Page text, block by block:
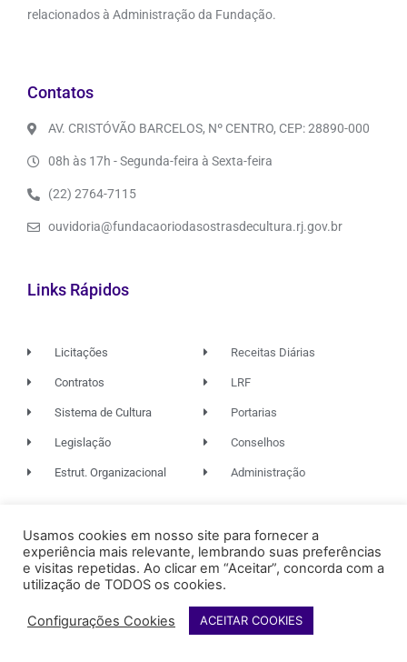
relacionados à Administração da Fundação.
Contatos
AV. CRISTÓVÃO BARCELOS, Nº CENTRO, CEP: 28890-000
08h às 17h - Segunda-feira à Sexta-feira
(22) 2764-7115
ouvidoria@fundacaoriodasostrasdecultura.rj.gov.br
Links Rápidos
Licitações
Contratos
Sistema de Cultura
Legislação
Estrut. Organizacional
Receitas Diárias
LRF
Portarias
Conselhos
Administração
© 2026. TODOS OS DIREITOS RESERVADOS.
FUNDAÇÃO RIO DAS OSTRAS DE CULTURA
Usamos cookies em nosso site para fornecer a
experiência mais relevante, lembrando suas preferências
e visitas repetidas. Ao clicar em “Aceitar”, concorda com a
utilização de TODOS os cookies.
Configurações Cookies ACEITAR COOKIES